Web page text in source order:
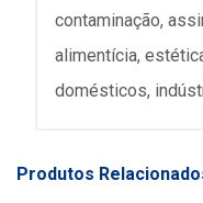
contaminação,
alimentícia,
domésticos,
Produtos